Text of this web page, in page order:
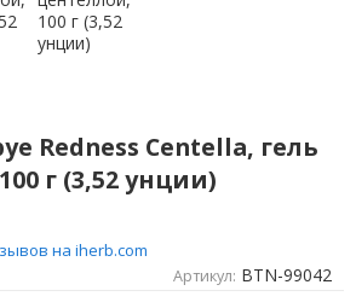
Redness Centella, гель
г (3,52 унции)
на iherb.com
Артикул: BTN-99042